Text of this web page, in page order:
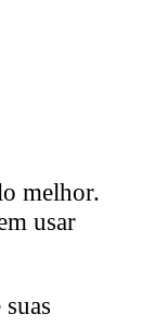
melhor.
usar